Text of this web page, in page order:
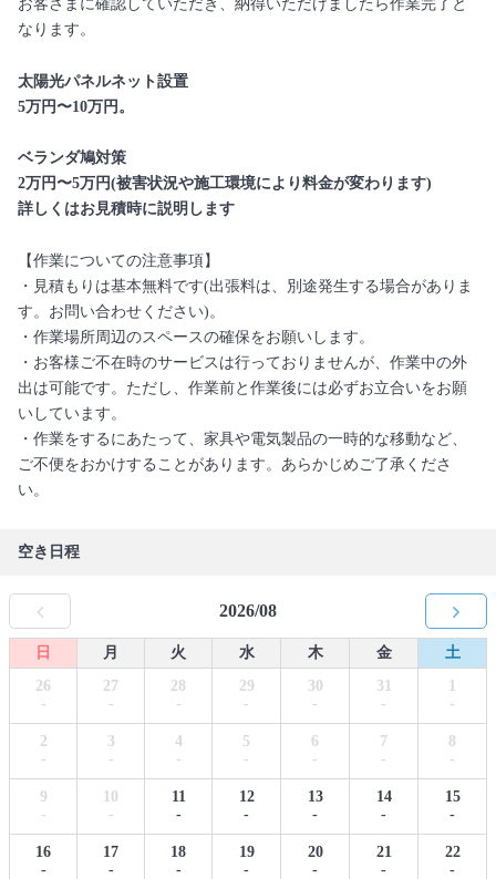
お客さまに確認していただき、納得いただけましたら作業完了と
なります。
太陽光パネルネット設置
5万円〜10万円。
ベランダ鳩対策
2万円〜5万円(被害状況や施工環境により料金が変わります)
詳しくはお見積時に説明します
【作業についての注意事項】
・見積もりは基本無料です(出張料は、別途発生する場合がありま
す。お問い合わせください)。
・作業場所周辺のスペースの確保をお願いします。
・お客様ご不在時のサービスは行っておりませんが、作業中の外
出は可能です。ただし、作業前と作業後には必ずお立合いをお願
いしています。
・作業をするにあたって、家具や電気製品の一時的な移動など、
ご不便をおかけすることがあります。あらかじめご了承くださ
い。
空き日程
2026/08
日 月 火 水 木 金
土
26
-
27
-
28
-
29
-
30
-
31
-
1
-
2
-
3
-
4
-
5
-
6
-
7
-
8
-
9
-
10
-
11
-
12
-
13
-
14
-
15
-
16
-
17
-
18
-
19
-
20
-
21
-
22
-